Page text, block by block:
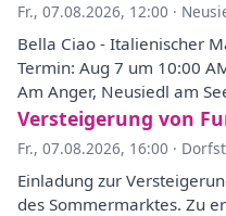
Fr., 07.08.2026, 12:00 ·
Bella Ciao - Italienischer
Termin: Aug 7 um 10:00
Am Anger, Neusiedl am
Versteigerung von
Fr., 07.08.2026, 16:00 ·
Einladung zur
des Sommermarktes. Zu